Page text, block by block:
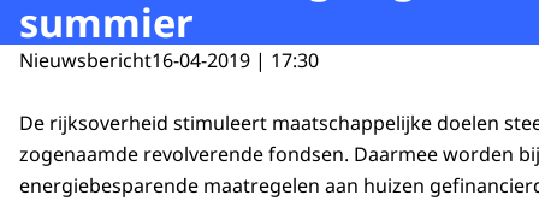
summier
Nieuwsbericht16-04-2019 | 17:30
De rijksoverheid stimuleert maatschappelijke doelen
zogenaamde revolverende fondsen. Daarmee worden
energiebesparende maatregelen aan huizen